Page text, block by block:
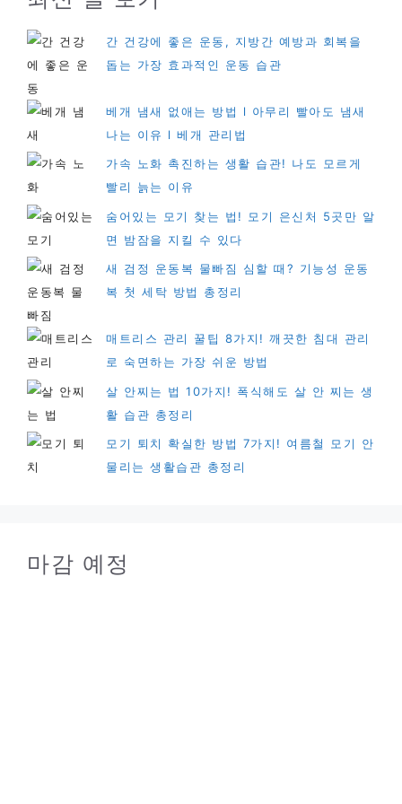
간 건강에 좋은 운동, 지방간 예방과 회복을
돕는 가장 효과적인 운동 습관
베개 냄새 없애는 방법 l 아무리 빨아도 냄새
나는 이유 l 베개 관리법
가속 노화 촉진하는 생활 습관! 나도 모르게
빨리 늙는 이유
숨어있는 모기 찾는 법! 모기 은신처 5곳만 알
면 밤잠을 지킬 수 있다
새 검정 운동복 물빠짐 심할 때? 기능성 운동
복 첫 세탁 방법 총정리
매트리스 관리 꿀팁 8가지! 깨끗한 침대 관리
로 숙면하는 가장 쉬운 방법
살 안찌는 법 10가지! 폭식해도 살 안 찌는 생
활 습관 총정리
모기 퇴치 확실한 방법 7가지! 여름철 모기 안
물리는 생활습관 총정리
마감 예정